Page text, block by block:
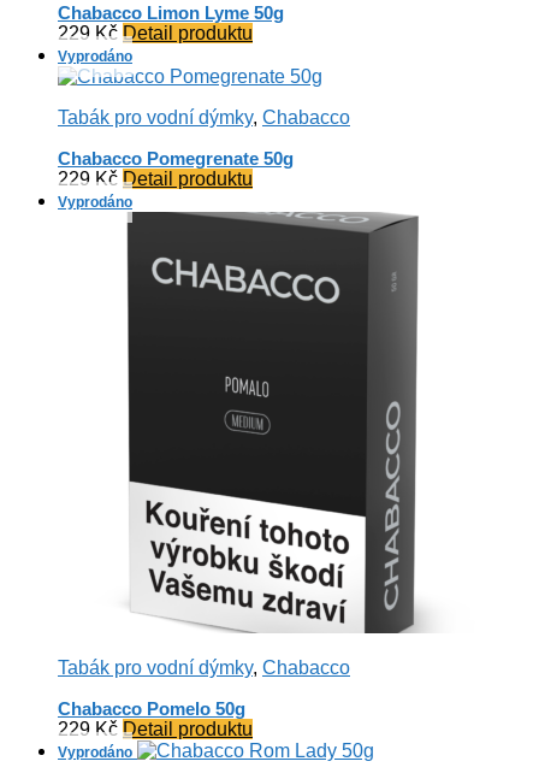
Chabacco Limon Lyme 50g
229 Kč Detail produktu
Tabák pro vodní dýmky, Chabacco
Chabacco Pomegrenate 50g
229 Kč Detail produktu
Tabák pro vodní dýmky, Chabacco
Chabacco Pomelo 50g
229 Kč Detail produktu